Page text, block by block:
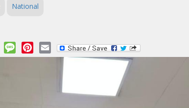
National
Viber MessagePinterest
Email